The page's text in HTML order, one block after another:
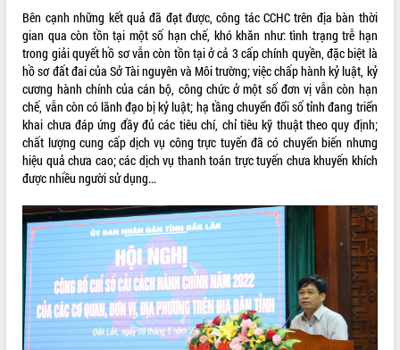
VIDEO
Không có file video nào để phát.
ALBUM ẢNH
LIÊN KẾT WEB
Bên cạnh những kết quả đã đạt được, công tác CCHC trên địa bàn thời
gian qua còn tồn tại một số hạn chế, khó khăn như: tình trạng trễ hạn
trong giải quyết hồ sơ vẫn còn tồn tại ở cả 3 cấp chính quyền, đặc biệt là
hồ sơ đất đai của Sở Tài nguyên và Môi trường; việc chấp hành kỷ luật, kỷ
cương hành chính của cán bộ, công chức ở một số đơn vị vẫn còn hạn
chế, vẫn còn có lãnh đạo bị kỷ luật; hạ tầng chuyển đổi số tỉnh đang triển
khai chưa đáp ứng đầy đủ các tiêu chí, chỉ tiêu kỹ thuật theo quy định;
chất lượng cung cấp dịch vụ công trực tuyến đã có chuyển biến nhưng
hiệu quả chưa cao; các dịch vụ thanh toán trực tuyến chưa khuyến khích
được nhiều người sử dụng...